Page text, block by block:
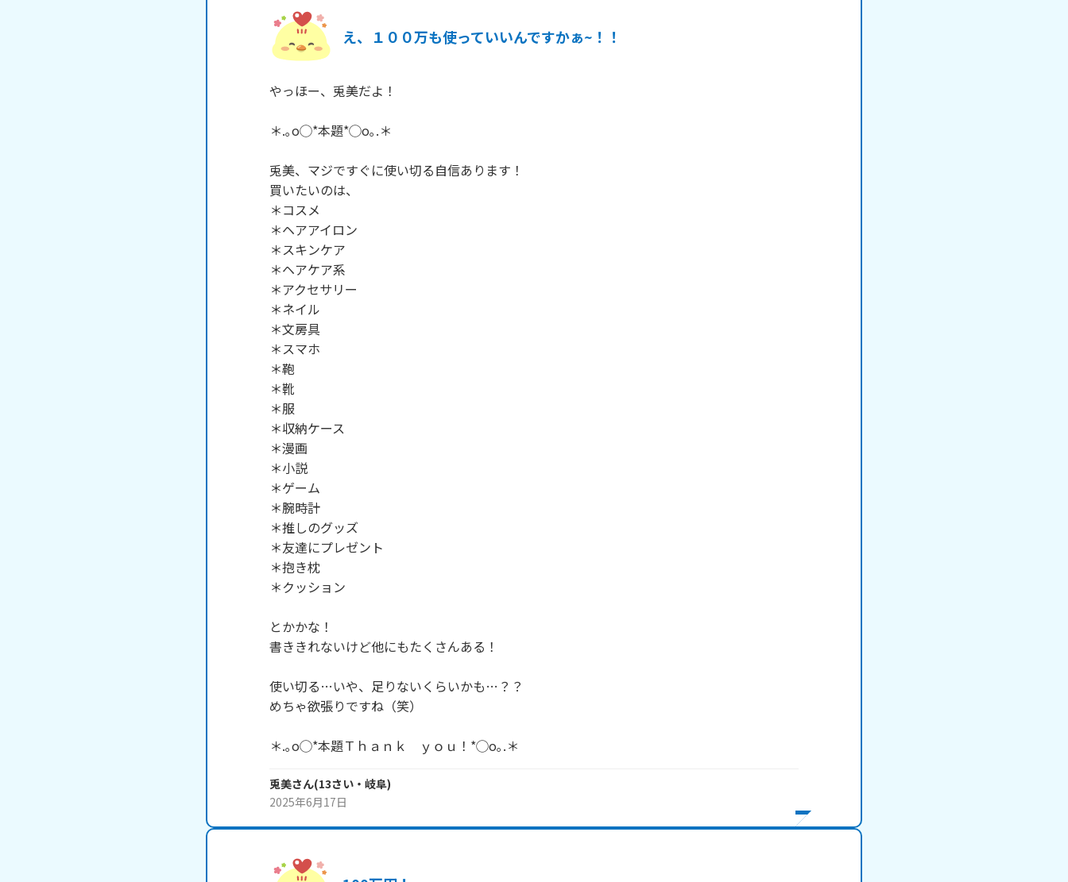
え、１００万も使っていいんですかぁ~！！
やっほー、兎美だよ！
＊.｡o◯*本題*◯o｡.＊
兎美、マジですぐに使い切る自信あります！
買いたいのは、
＊コスメ
＊ヘアアイロン
＊スキンケア
＊ヘアケア系
＊アクセサリー
＊ネイル
＊文房具
＊スマホ
＊鞄
＊靴
＊服
＊収納ケース
＊漫画
＊小説
＊ゲーム
＊腕時計
＊推しのグッズ
＊友達にプレゼント
＊抱き枕
＊クッション
とかかな！
書ききれないけど他にもたくさんある！
使い切る…いや、足りないくらいかも…？？
めちゃ欲張りですね（笑）
＊.｡o◯*本題Ｔｈａｎｋ　ｙｏｕ！*◯o｡.＊
兎美さん(13さい・ 岐阜)
2025年6月17日